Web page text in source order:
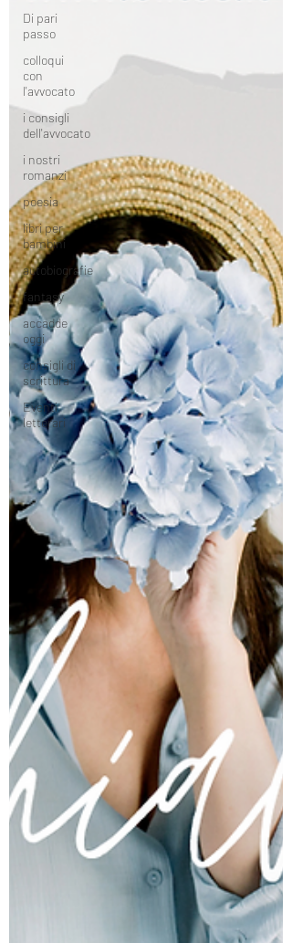
Di pari
passo
colloqui
con
l'avvocato
i consigli
dell'avvocato
i nostri
romanzi
poesia
libri per
bambini
autobiografie
fantasy
accadde
oggi
consigli di
scrittura
Eventi
letterari